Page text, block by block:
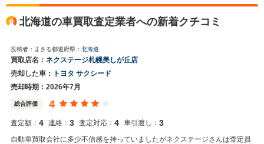
北海道の車買取査定業者への新着クチコミ
投稿者：まさる都道府県： 北海道
買取店名： ネクステージ札幌美しが丘店
売却した車：
トヨタ サクシード
売却時期：2026年7月
総合評価 4
査定額： 4 連絡： 3 査定対応： 4 車引渡し： 3
自動車買取会社に多少不信感を持っていましたがネクステージさんは査定員